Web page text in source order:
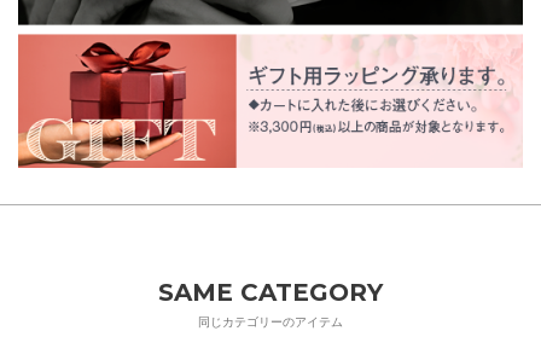
SAME CATEGORY
同じカテゴリーのアイテム